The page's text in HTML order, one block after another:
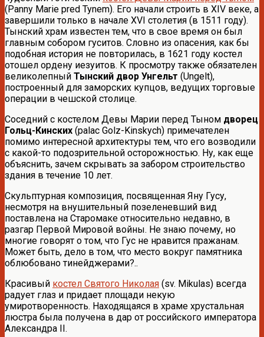
(Panny Marie pred Tynem). Его начали строить в XIV веке, а
завершили только в начале XVI столетия (в 1511 году).
Тынский храм известен тем, что в свое время он был
главным собором гуситов. Словно из опасения, как бы
подобная история не повторилась, в 1621 году костел
отошел ордену иезуитов. К просмотру также обязателен
великолепный Тынский двор Унгельт (Ungelt),
построенный для заморских купцов, ведущих торговые
операции в чешской столице.
Соседний с костелом Девы Марии перед Тыном дворец
Гольц-Кинских (palac Golz-Kinskych) примечателен
помимо интересной архитектуры тем, что его возводили
с какой-то подозрительной осторожностью. Ну, как еще
объяснить, зачем скрывать за забором строительство
здания в течение 10 лет.
Скульптурная композиция, посвященная Яну Гусу,
несмотря на внушительный позеленевший вид
поставлена на Старомаке относительно недавно, в
разгар Первой Мировой войны. Не знаю почему, но
многие говорят о том, что Гус не нравится пражанам.
Может быть, дело в том, что место вокруг памятника
облюбовано тинейджерами?..
Красивый костел Святого Николая (sv. Mikulas) всегда
радует глаз и придает площади некую
умиротворенность. Находящаяся в храме хрустальная
люстра была получена в дар от российского императора
Александра II.